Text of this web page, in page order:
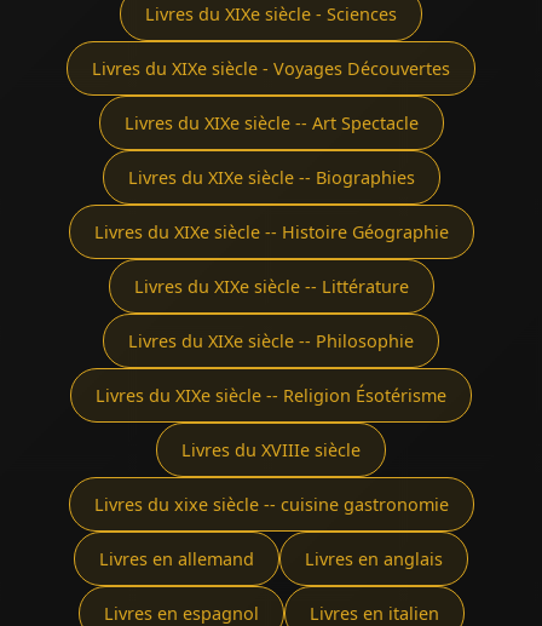
Livres du XIXe siècle - Sciences
Livres du XIXe siècle - Voyages Découvertes
Livres du XIXe siècle -- Art Spectacle
Livres du XIXe siècle -- Biographies
Livres du XIXe siècle -- Histoire Géographie
Livres du XIXe siècle -- Littérature
Livres du XIXe siècle -- Philosophie
Livres du XIXe siècle -- Religion Ésotérisme
Livres du XVIIIe siècle
Livres du xixe siècle -- cuisine gastronomie
Livres en allemand Livres en anglais
Livres en espagnol Livres en italien